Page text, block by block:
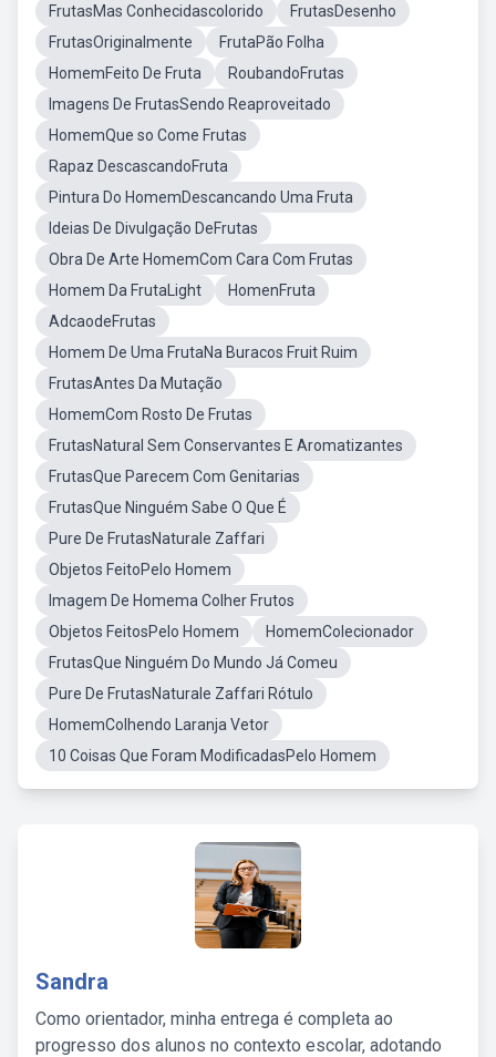
FrutasMas Conhecidascolorido
FrutasDesenho
FrutasOriginalmente
FrutaPão Folha
HomemFeito De Fruta
RoubandoFrutas
Imagens De FrutasSendo Reaproveitado
HomemQue so Come Frutas
Rapaz DescascandoFruta
Pintura Do HomemDescancando Uma Fruta
Ideias De Divulgação DeFrutas
Obra De Arte HomemCom Cara Com Frutas
Homem Da FrutaLight
HomenFruta
AdcaodeFrutas
Homem De Uma FrutaNa Buracos Fruit Ruim
FrutasAntes Da Mutação
HomemCom Rosto De Frutas
FrutasNatural Sem Conservantes E Aromatizantes
FrutasQue Parecem Com Genitarias
FrutasQue Ninguém Sabe O Que É
Pure De FrutasNaturale Zaffari
Objetos FeitoPelo Homem
Imagem De Homema Colher Frutos
Objetos FeitosPelo Homem
HomemColecionador
FrutasQue Ninguém Do Mundo Já Comeu
Pure De FrutasNaturale Zaffari Rótulo
HomemColhendo Laranja Vetor
10 Coisas Que Foram ModificadasPelo Homem
Sandra
Como orientador, minha entrega é completa ao
progresso dos alunos no contexto escolar, adotando